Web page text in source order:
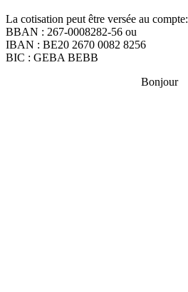
La cotisation peut être versée au compte:
BBAN : 267-0008282-56 ou
IBAN : BE20 2670 0082 8256
BIC : GEBA BEBB
Bonjour